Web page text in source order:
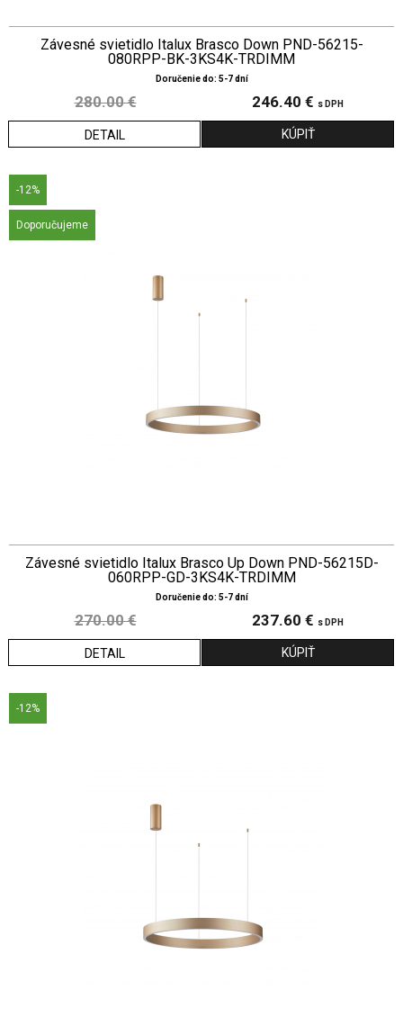
Závesné svietidlo Italux Brasco Down PND-56215-
080RPP-BK-3KS4K-TRDIMM
Doručenie do: 5-7 dní
280.00 € 246.40 € s DPH
DETAIL
-12%
Doporučujeme
Závesné svietidlo Italux Brasco Up Down PND-56215D-
060RPP-GD-3KS4K-TRDIMM
Doručenie do: 5-7 dní
270.00 € 237.60 € s DPH
DETAIL
-12%